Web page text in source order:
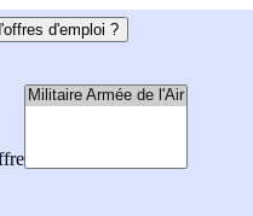
d'emploi ?